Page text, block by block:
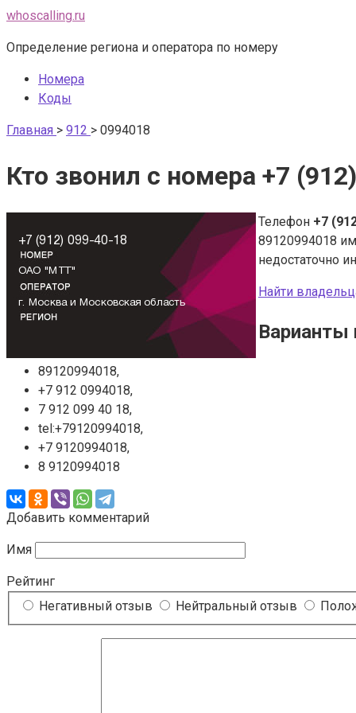
Перейти
контенту
whoscalling.ru
Определение региона и оператора по номеру
Номера
Коды
Главная > 912 > 0994018
Кто звонил с номера +7
Телефон +7
89120994018
недостаточно
Найти
Варианты
89120994018,
+7 912 0994018,
7 912 099 40 18,
tel:+79120994018,
+7 9120994018,
8 9120994018
Добавить комментарий
Имя
Рейтинг
Негативный отзыв
Нейтральный отзыв